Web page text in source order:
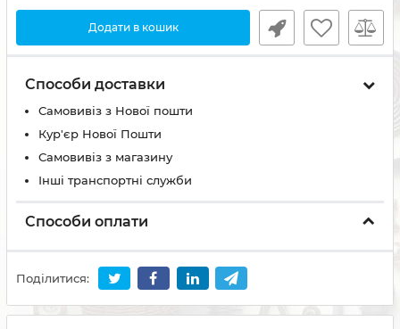
Додати в кошик
Способи доставки
Самовивіз з Нової пошти
Кур'єр Нової Пошти
Самовивіз з магазину
Інші транспортні служби
Способи оплати
Поділитися: